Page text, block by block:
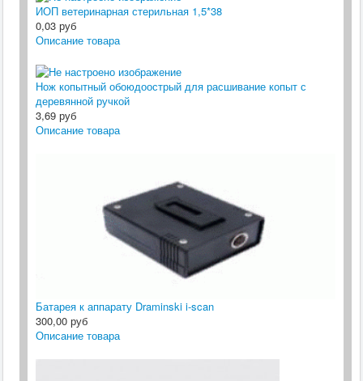
ИОП ветеринарная стерильная 1,5*38
0,03 руб
Описание товара
Нож копытный обоюдоострый для расшивание копыт с
деревянной ручкой
3,69 руб
Описание товара
Батарея к аппарату Draminski i-scan
300,00 руб
Описание товара